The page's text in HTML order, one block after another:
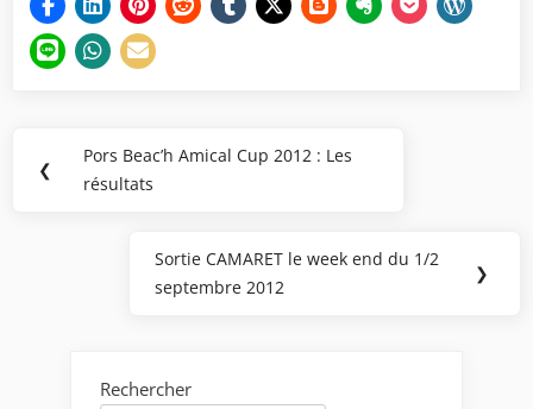
Navigation
de❮
Previous
Post:
Pors Beac’h Amical Cup 2012 : Les
résultats
Next
Post:
Sortie CAMARET le week end du 1/2
septembre 2012
❯
Rechercher